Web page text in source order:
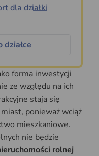
dla działki
działce
forma inwestycji
ze względu na ich
stają się
ponieważ wciąż
mieszkaniowe.
nie będzie
rolnej